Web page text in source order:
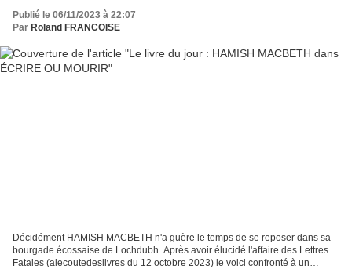
Publié le 06/11/2023 à 22:07
Par Roland FRANCOISE
Décidément HAMISH MACBETH n'a guère le temps de se reposer dans sa
bourgade écossaise de Lochdubh. Après avoir élucidé l'affaire des Lettres
Fatales (alecoutedeslivres du 12 octobre 2023) le voici confronté à un